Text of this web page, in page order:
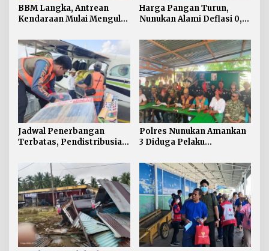
BBM Langka, Antrean
Kendaraan Mulai Mengular
Nunukan
Harga Pangan Turun,
Nunukan Alami Deflasi 0,74
Jadwal Penerbangan
Terbatas, Pendistribusian
Selatan Dialihkan lewat
Malinau
Polres Nunukan Amankan
3 Diduga Pelaku